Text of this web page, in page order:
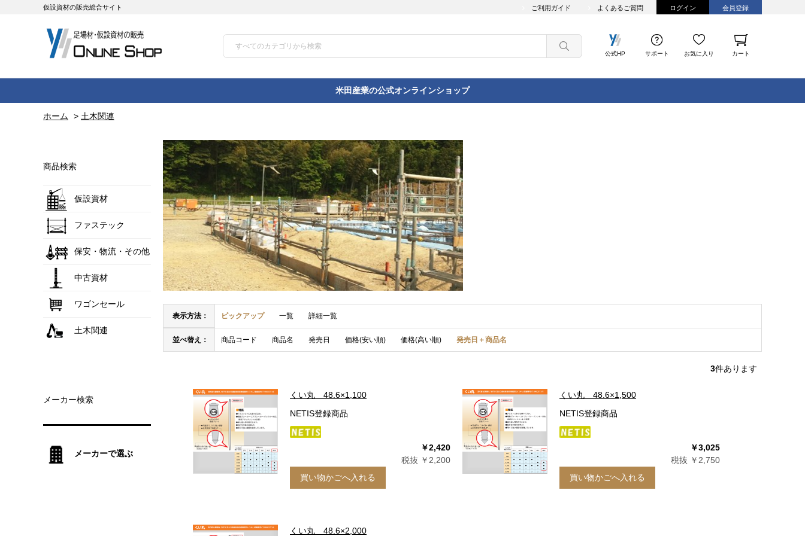
仮設資材の販売総合サイト ご利用ガイド よくあるご質問 ログイン 会員登録
公式HP サポート お気に入り カート
米田産業の公式オンラインショップ
ホーム > 土木関連
商品検索
仮設資材
ファステック
保安・物流・その他
中古資材
ワゴンセール
土木関連
メーカー検索
メーカーで選ぶ
表示方法： ピックアップ 一覧 詳細一覧
並べ替え： 商品コード 商品名 発売日 価格(安い順) 価格(高い順) 発売日＋商品名
3件あります
くい丸 48.6×1,100
NETIS登録商品
￥2,420
税抜 ￥2,200
買い物かごへ入れる
くい丸 48.6×1,500
NETIS登録商品
￥3,025
税抜 ￥2,750
買い物かごへ入れる
くい丸 48.6×2,000